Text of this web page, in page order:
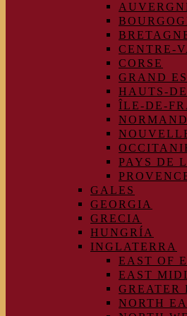
CENTRE-
CORSE
GRAND
HAUTS-
ÎLE-DE-
PAYS DE
GALES
GEORGIA
GRECIA
HUNGRÍA
INGLATERRA
EAST OF
EAST
GREATER
NORTH